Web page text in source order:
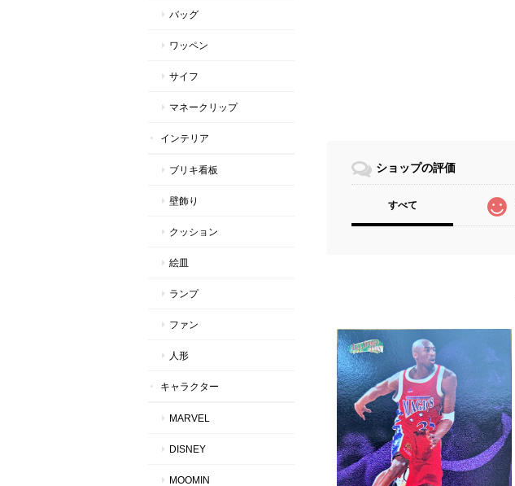
ショップの評価
すべて
バッグ
ワッペン
サイフ
マネークリップ
インテリア
ブリキ看板
壁飾り
クッション
絵皿
ランプ
ファン
人形
キャラクター
MARVEL
DISNEY
MOOMIN